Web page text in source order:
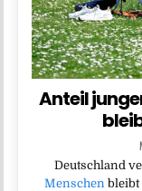
Anteil
Deutschland
Menschen bleibt